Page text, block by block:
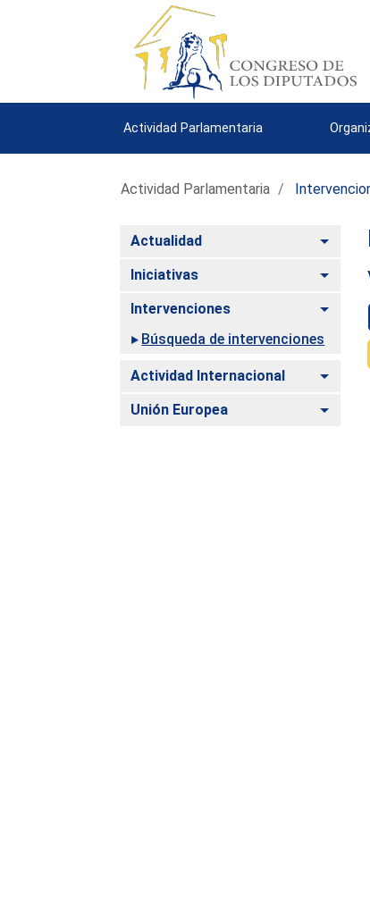
Actividad Parlamentaria
Actividad Parlamentaria
Actualidad
Iniciativas
Intervenciones
Búsqueda de intervenciones
Actividad Internacional
Unión Europea